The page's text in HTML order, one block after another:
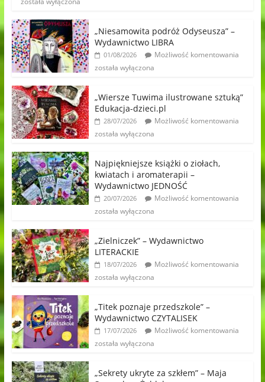
„Niesamowita podróż Odyseusza” –
Wydawnictwo LIBRA
01/08/2026
Możliwość komentowania
została wyłączona
„Wiersze Tuwima ilustrowane sztuką”
Edukacja-dzieci.pl
28/07/2026
Możliwość komentowania
została wyłączona
Najpiękniejsze książki o ziołach,
kwiatach i aromaterapii –
Wydawnictwo JEDNOŚĆ
20/07/2026
Możliwość komentowania
została wyłączona
„Zielniczek” – Wydawnictwo
LITERACKIE
18/07/2026
Możliwość komentowania
została wyłączona
„Titek poznaje przedszkole” –
Wydawnictwo CZYTALISEK
17/07/2026
Możliwość komentowania
została wyłączona
„Sekrety ukryte za szkłem” – Maja